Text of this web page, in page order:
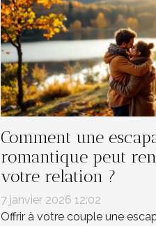
Comment une
romantique peut
votre relation ?
7 janvier 2026 12:02
Offrir à votre couple une